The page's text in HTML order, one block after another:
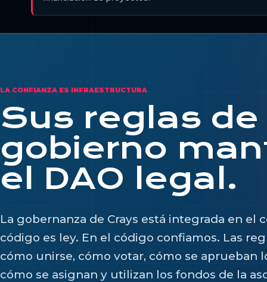
LA CONFIANZA ES INFRAESTRUCTURA
Sus reglas de
gobierno
el DAO legal.
La gobernanza de Crays está integrada en el
código es ley. En el código confiamos. Las
cómo unirse, cómo votar, cómo se aprueban
cómo se asignan y utilizan los fondos de la